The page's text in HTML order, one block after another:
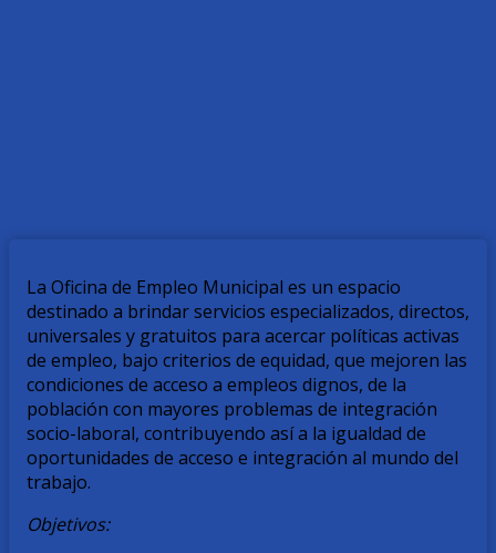
La Oficina de Empleo Municipal es un espacio
destinado a brindar servicios especializados, directos,
universales y gratuitos para acercar políticas activas
de empleo, bajo criterios de equidad, que mejoren las
condiciones de acceso a empleos dignos, de la
población con mayores problemas de integración
socio-laboral, contribuyendo así a la igualdad de
oportunidades de acceso e integración al mundo del
trabajo.
Objetivos: